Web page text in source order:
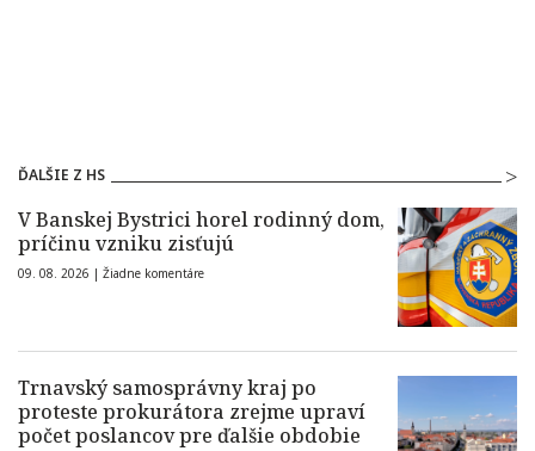
ĎALŠIE Z HS
V Banskej Bystrici horel rodinný dom,
príčinu vzniku zisťujú
09. 08. 2026 | Žiadne komentáre
Trnavský samosprávny kraj po
proteste prokurátora zrejme upraví
počet poslancov pre ďalšie obdobie